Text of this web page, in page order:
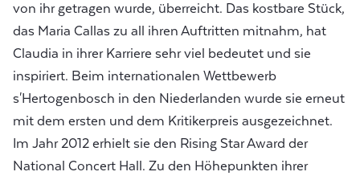
von ihr getragen wurde, überreicht. Das kostbare Stück,
das Maria Callas zu all ihren Auftritten mitnahm, hat
Claudia in ihrer Karriere sehr viel bedeutet und sie
inspiriert. Beim internationalen Wettbewerb
s'Hertogenbosch in den Niederlanden wurde sie erneut
mit dem ersten und dem Kritikerpreis ausgezeichnet.
Im Jahr 2012 erhielt sie den Rising Star Award der
National Concert Hall. Zu den Höhepunkten ihrer